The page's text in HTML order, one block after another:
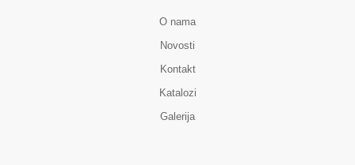
O nama
Novosti
Kontakt
Katalozi
Galerija